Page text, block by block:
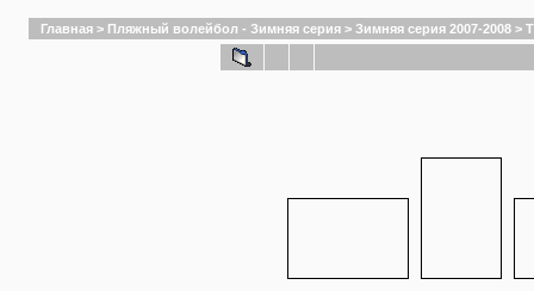
Главная > Пляжный волейбол - Зимняя серия > Зимняя серия 2007-2008 >